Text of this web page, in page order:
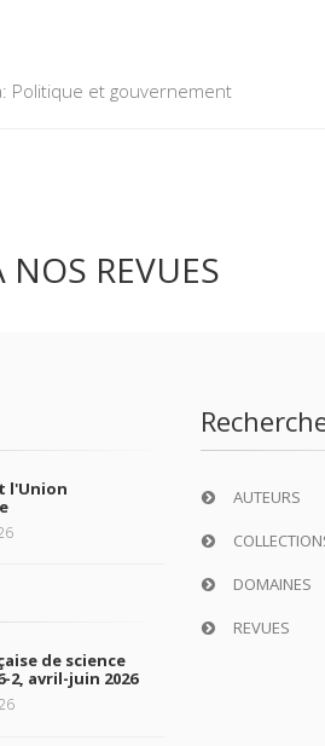
Politique et gouvernement
REVUES
l'Union
de science
2, avril-juin 2026
AUTEURS
DOMAINES
REVUES